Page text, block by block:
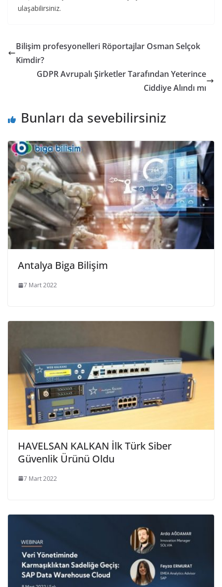
ulaşabilirsiniz.
Bilişim profesyonelleri Röportajlar Osman Selçok
Kimdir?
GDPR Avrupalı Şirketler Tarafından Yeterince
Ciddiye Alındı ​​mı
Bunları da sevebilirsiniz
Antalya Biga Bilişim
7 Mart 2022
HAVELSAN KALKAN İlk Türk Siber
Güvenlik Ürünü Oldu
7 Mart 2022